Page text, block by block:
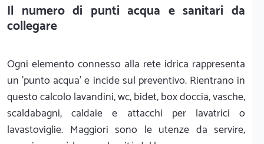
Il numero di punti acqua e sanitari da
collegare
Ogni elemento connesso alla rete idrica rappresenta
un 'punto acqua' e incide sul preventivo. Rientrano in
questo calcolo lavandini, wc, bidet, box doccia, vasche,
scaldabagni, caldaie e attacchi per lavatrici o
lavastoviglie. Maggiori sono le utenze da servire,